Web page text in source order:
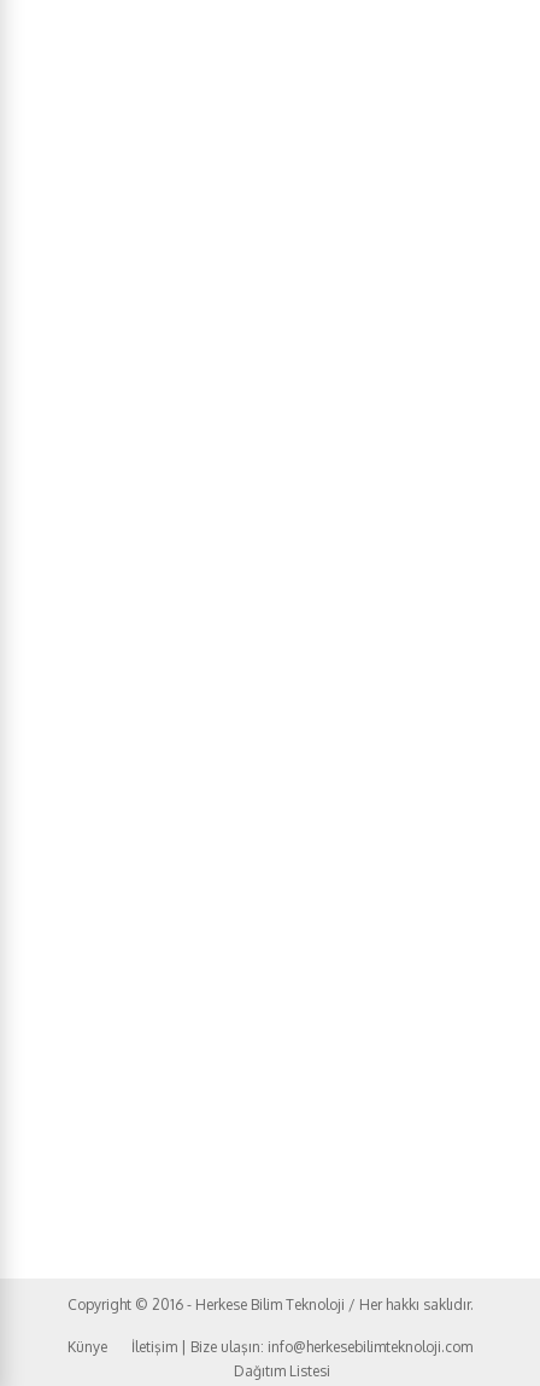
Copyright © 2016 - Herkese Bilim Teknoloji / Her hakkı saklıdır.
Künye
İletişim | Bize ulaşın: info@herkesebilimteknoloji.com
Dağıtım Listesi